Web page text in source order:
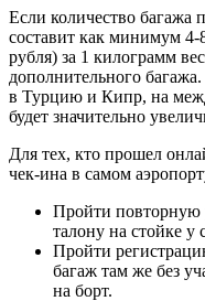
Если количество багажа
составит как минимум
рубля) за 1 килограмм
дополнительного
в Турцию и Кипр, на
будет значительно
Для тех, кто прошел
чек-ина в самом
Пройти повторную
талону на стойке у
Пройти
багаж там же без
на борт.